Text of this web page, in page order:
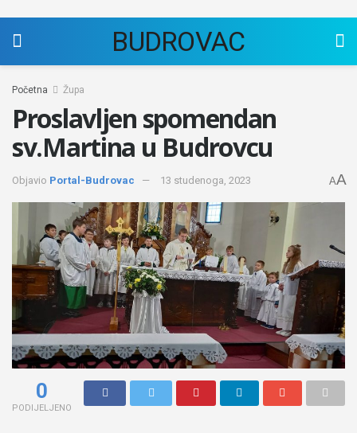
BUDROVAC
Početna Župa
Proslavljen spomendan
sv.Martina u Budrovcu
Objavio Portal-Budrovac 13 studenoga, 2023 AA
0
PODIJELJENO